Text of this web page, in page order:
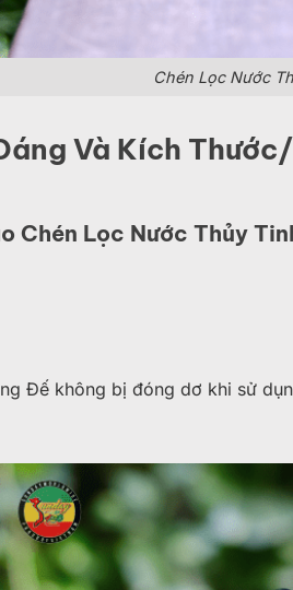
Chén Lọc Nước
Và Kích
Chén Lọc Nước Thủy
Đế không bị đóng dơ khi sử